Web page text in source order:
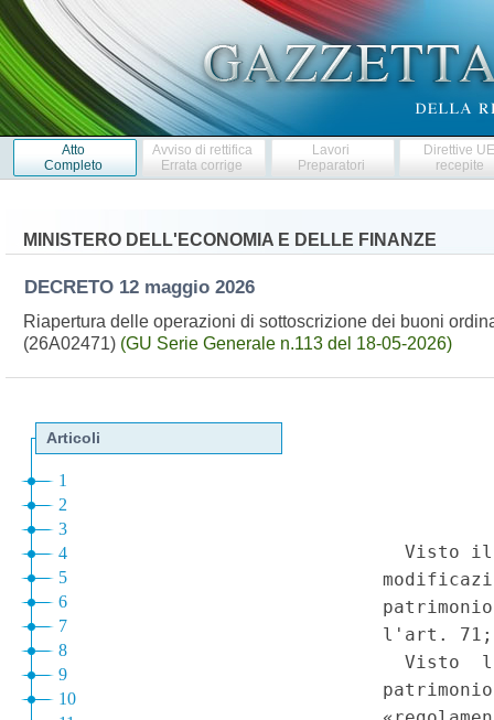
Atto
Completo
Avviso di rettifica
Errata corrige
Lavori
Preparatori
Direttive
recepite
MINISTERO DELL'ECONOMIA E DELLE FINANZE
DECRETO 12 maggio 2026
Riapertura delle operazioni di sottoscrizione dei buoni
(26A02471) (GU Serie Generale n.113 del 18-05-2026)